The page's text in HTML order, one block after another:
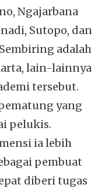
Ngajarbana
Sutopo, dan
adalah
lain-lainnya
tersebut.
yang
pelukis.
ia lebih
pembuat
diberi tugas